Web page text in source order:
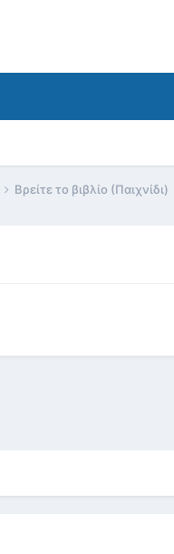
Βρείτε το βιβλίο (Παιχνίδι)